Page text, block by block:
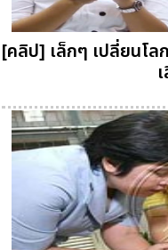
[คลิป] เล็กๆ เปลี่ยนโ